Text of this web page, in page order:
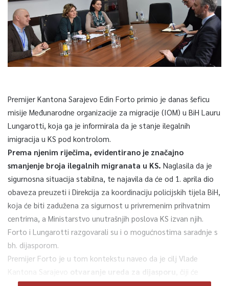
Premijer Kantona Sarajevo Edin Forto primio je danas šeficu
misije Međunarodne organizacije za migracije (IOM) u BiH Lauru
Lungarotti, koja ga je informirala da je stanje ilegalnih
imigracija u KS pod kontrolom.
Prema njenim riječima, evidentirano je značajno
smanjenje broja ilegalnih migranata u KS. Naglasila da je
sigurnosna situacija stabilna, te najavila da će od 1. aprila dio
obaveza preuzeti i Direkcija za koordinaciju policijskih tijela BiH,
koja će biti zadužena za sigurnost u privremenim prihvatnim
centrima, a Ministarstvo unutrašnjih poslova KS izvan njih.
Forto i Lungarotti razgovarali su i o mogućnostima saradnje s
bh. dijasporom.
Premijer Forto je u tom kontekstu naveo da je cilj Vlade
Kantona Sarajevo
otvaranje ureda za dijasporu